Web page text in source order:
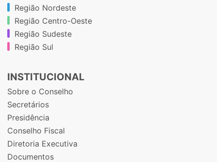
Região Nordeste
Região Centro-Oeste
Região Sudeste
Região Sul
INSTITUCIONAL
Sobre o Conselho
Secretários
Presidência
Conselho Fiscal
Diretoria Executiva
Documentos